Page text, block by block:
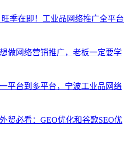
季在即！工业品网络推广全平台
做网络营销推广，老板一定要学
平台到多平台，宁波工业品网络
贸必看：GEO优化和谷歌SEO优